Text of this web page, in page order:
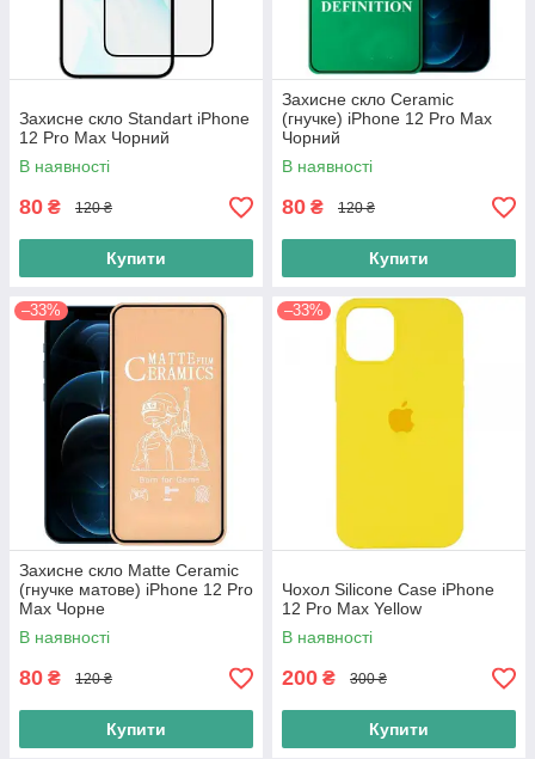
Захисне скло Standart iPhone
12 Pro Max Чорний
В наявності
80 ₴ 120 ₴
Купити
Захисне скло Ceramic
(гнучке) iPhone 12 Pro Max
Чорний
В наявності
80 ₴ 120 ₴
Купити
–33%
Захисне скло Matte Ceramic
(гнучке матове) iPhone 12 Pro
Max Чорне
В наявності
80 ₴ 120 ₴
Купити
–33%
Чохол Silicone Case iPhone
12 Pro Max Yellow
В наявності
200 ₴ 300 ₴
Купити